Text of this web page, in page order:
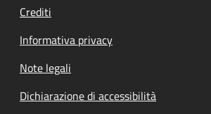
Crediti
Informativa privacy
Note legali
Dichiarazione di accessibilità